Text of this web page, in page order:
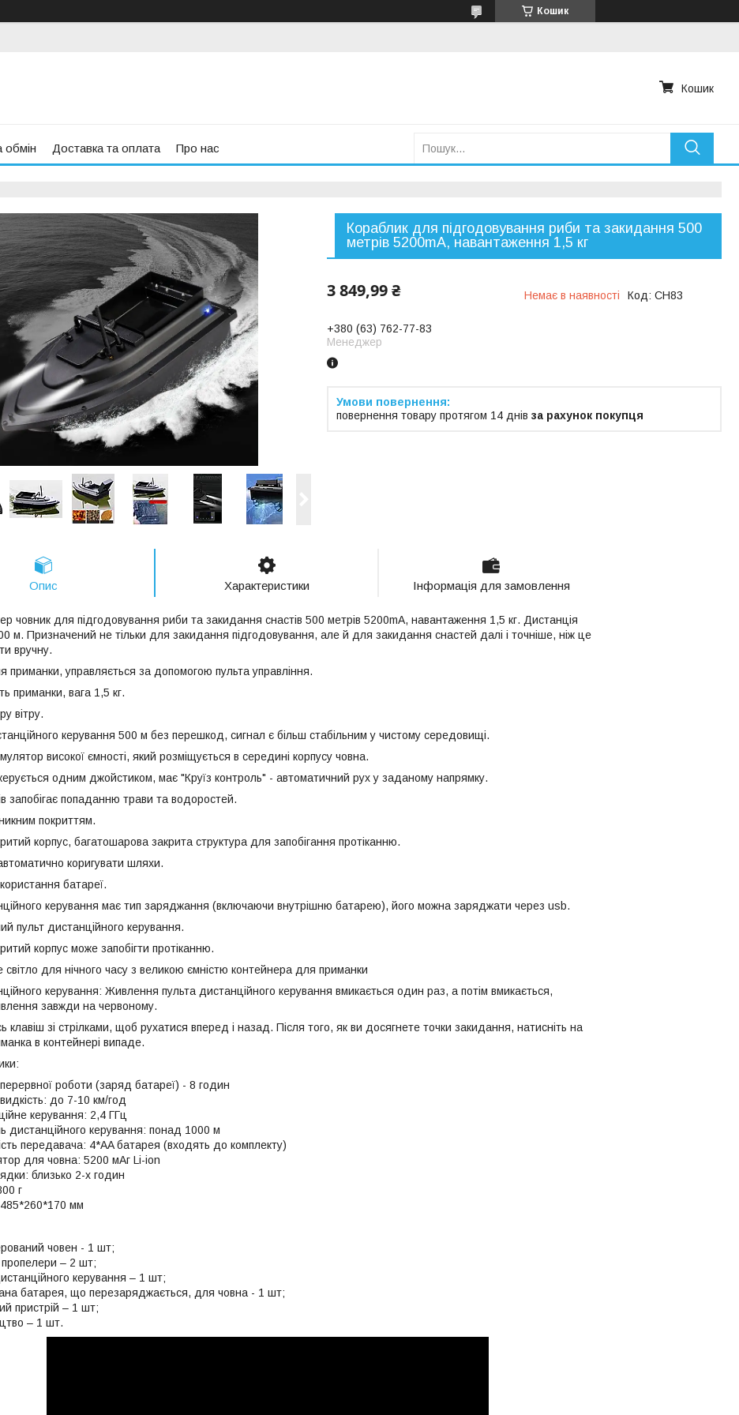
Кошик
Кошик
обмін Доставка та оплата Про нас
Кораблик для підгодовування риби та закидання 500
метрів 5200mA, навантаження 1,5 кг
3 849,99 ₴ Немає в наявності Код: CH83
+380 (63) 762-77-83
Менеджер
повернення товару протягом 14 днів за рахунок покупця
Опис Характеристики Інформація для замовлення
човник для підгодовування риби та закидання снастів 500 метрів 5200mA, навантаження 1,5 кг. Дистанція
м. Призначений не тільки для закидання підгодовування, але й для закидання снастей далі і точніше, ніж це
вручну.
приманки, управляється за допомогою пульта управління.
приманки, вага 1,5 кг.
вітру.
керування 500 м без перешкод, сигнал є більш стабільним у чистому середовищі.
високої ємності, який розміщується в середині корпусу човна.
одним джойстиком, має "Круїз контроль" - автоматичний рух у заданому напрямку.
запобігає попаданню трави та водоростей.
покриттям.
корпус, багатошарова закрита структура для запобігання протіканню.
коригувати шляхи.
батареї.
керування має тип заряджання (включаючи внутрішню батарею), його можна заряджати через usb.
пульт дистанційного керування.
корпус може запобігти протіканню.
світло для нічного часу з великою ємністю контейнера для приманки
керування: Живлення пульта дистанційного керування вмикається один раз, а потім вмикається,
завжди на червоному.
клавіш зі стрілками, щоб рухатися вперед і назад. Після того, як ви досягнете точки закидання, натисніть на
в контейнері випаде.
роботи (заряд батареї) - 8 годин
до 7-10 км/год
керування: 2,4 ГГц
дистанційного керування: понад 1000 м
передавача: 4*AA батарея (входять до комплекту)
для човна: 5200 мАг Li-ion
близько 2-х годин
г
485*260*170 мм
човен - 1 шт;
пропелери – 2 шт;
керування – 1 шт;
батарея, що перезаряджається, для човна - 1 шт;
пристрій – 1 шт;
– 1 шт.